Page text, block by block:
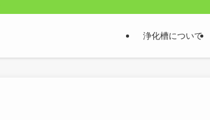
浄化槽について